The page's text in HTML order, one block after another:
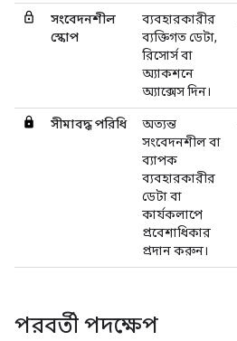
সংবেদনশীল
স্কোপ
ব্যবহারকারীর
ব্যক্তিগত ডেটা,
রিসোর্স বা
অ্যাকশনে
অ্যাক্সেস দিন।
সীমাবদ্ধ পরিধি
অত্যন্ত
সংবেদনশীল বা
ব্যাপক
ব্যবহারকারীর
ডেটা বা
কার্যকলাপে
প্রবেশাধিকার
প্রদান করুন।
পরবর্তী পদক্ষেপ